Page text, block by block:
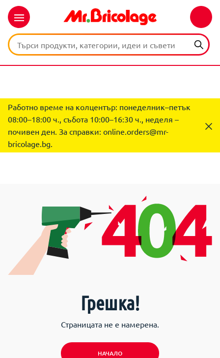
Работно време на колцентър: понеделник–петък
08:00–18:00 ч., събота 10:00–16:30 ч., неделя –
почивен ден. За справки: online.orders@mr-
bricolage.bg.
Грешка!
Страницата не е намерена.
НАЧАЛО